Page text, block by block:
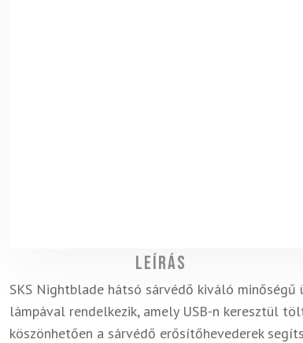
Leírás
SKS Nightblade hátsó sárvédő kiváló
lámpával rendelkezik, amely USB-n keresztül
köszönhetően a sárvédő erősítőhevederek